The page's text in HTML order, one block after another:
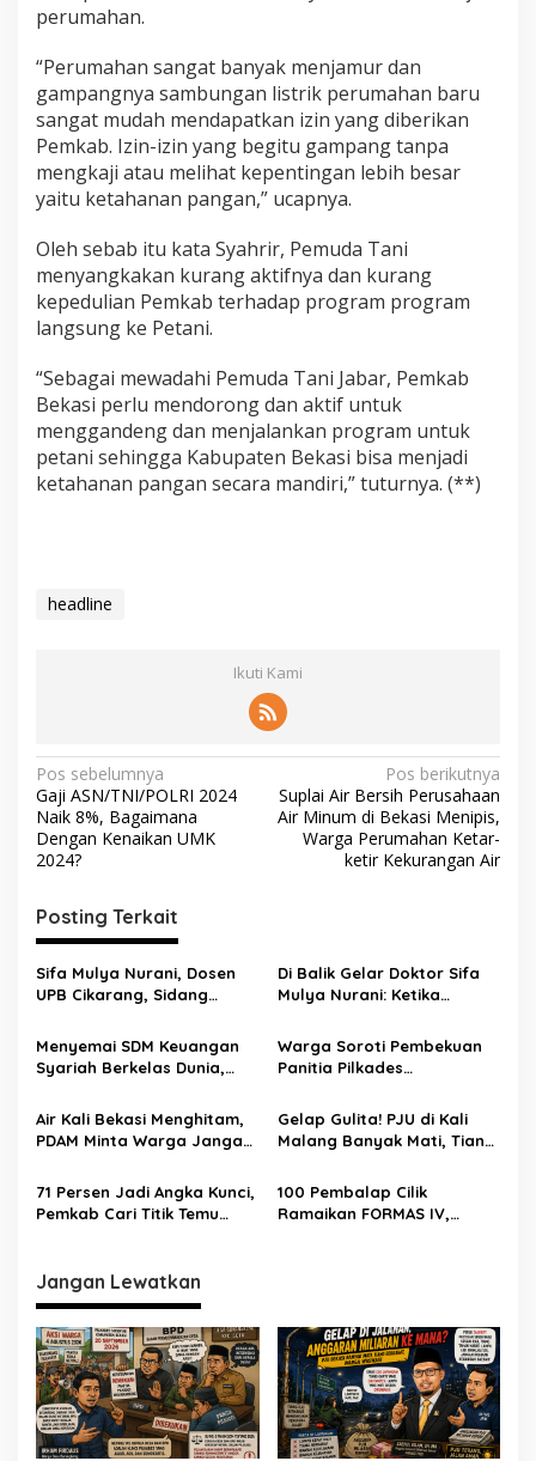
perumahan.
“Perumahan sangat banyak menjamur dan
gampangnya sambungan listrik perumahan baru
sangat mudah mendapatkan izin yang diberikan
Pemkab. Izin-izin yang begitu gampang tanpa
mengkaji atau melihat kepentingan lebih besar
yaitu ketahanan pangan,” ucapnya.
Oleh sebab itu kata Syahrir, Pemuda Tani
menyangkakan kurang aktifnya dan kurang
kepedulian Pemkab terhadap program program
langsung ke Petani.
“Sebagai mewadahi Pemuda Tani Jabar, Pemkab
Bekasi perlu mendorong dan aktif untuk
menggandeng dan menjalankan program untuk
petani sehingga Kabupaten Bekasi bisa menjadi
ketahanan pangan secara mandiri,” tuturnya. (**)
headline
Ikuti Kami
Pos sebelumnya
Gaji ASN/TNI/POLRI 2024
Naik 8%, Bagaimana
Dengan Kenaikan UMK
2024?
Pos berikutnya
Suplai Air Bersih Perusahaan
Air Minum di Bekasi Menipis,
Warga Perumahan Ketar-
ketir Kekurangan Air
Posting Terkait
Sifa Mulya Nurani, Dosen
UPB Cikarang, Sidang
dipimpin Prof. Dr. H. Aden
Rosadi Dosen UIN SGD asal
Bekasi
Di Balik Gelar Doktor Sifa
Mulya Nurani: Ketika
Menyelamatkan Masa
Depan Anak Indonesia
Menyemai SDM Keuangan
Syariah Berkelas Dunia,
Akreditasi Unggul
Warga Soroti Pembekuan
Panitia Pilkades
Intervensi
Air Kali Bekasi Menghitam,
PDAM Minta Warga Jangan
Gelap Gulita! PJU di Kali
Malang Banyak Mati, Tiang
Waswas
71 Persen Jadi Angka Kunci,
Pemkab Cari Titik Temu
100 Pembalap Cilik
Ramaikan FORMAS IV,
Jangan Lewatkan